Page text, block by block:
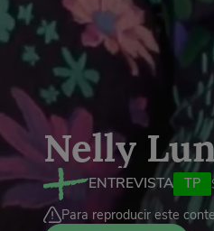
Nelly
ENTREVISTA TP
Para reproducir este